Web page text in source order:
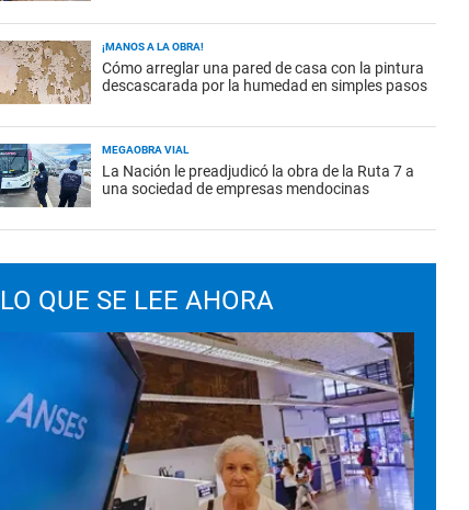
¡MANOS A LA OBRA!
Cómo arreglar una pared de casa con la pintura
descascarada por la humedad en simples pasos
MEGAOBRA VIAL
La Nación le preadjudicó la obra de la Ruta 7 a
una sociedad de empresas mendocinas
LO QUE SE LEE AHORA